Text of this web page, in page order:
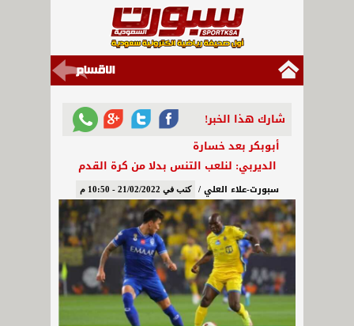
شارك هذا الخبر!
أبوبكر بعد خسارة
الديربي: لنلعب التنس بدلا من كرة القدم
سبورت-علاء العلي / كتب في 21/02/2022 - 10:50 م